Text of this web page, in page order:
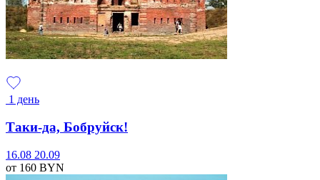
1 день
Таки-да, Бобруйск!
16.08 20.09
от 160 BYN